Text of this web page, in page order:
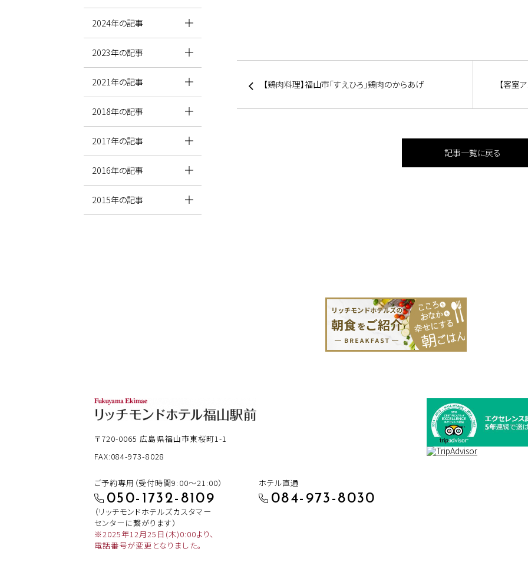
【鶏肉料理】福山市「すえひろ」鶏肉のからあげ 【客室
記事一覧に戻る
2024年の記事
2023年の記事
2021年の記事
2018年の記事
2017年の記事
2016年の記事
2015年の記事
〒720-0065広島県福山市東桜町1-1
FAX:084-973-8028
ご予約専用（受付時間9:00～21:00）
050-1732-8109
（リッチモンドホテルズカスタマー
センターに繋がります）
※2025年12月25日(木)0:00より、
電話番号が変更となりました。
ホテル直通
084-973-8030